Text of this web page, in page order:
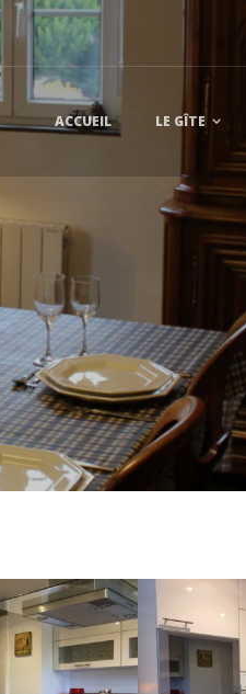
ACCUEIL LE GÎTE